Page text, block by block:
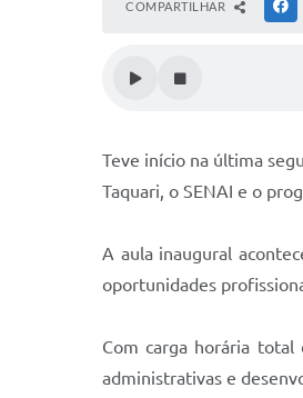
COMPARTILHAR
Teve início na última
Taquari, o SENAI e o
A aula inaugural
oportunidades
Com carga horária total
administrativas e